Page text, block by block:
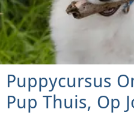
Puppycursus
Pup Thuis, Op